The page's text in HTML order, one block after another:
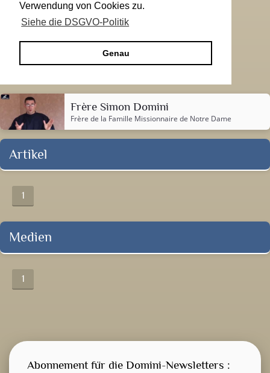
Verwendung von Cookies zu.
Siehe die DSGVO-Politik
Genau
Frère Simon Domini
Frère de la Famille Missionnaire de Notre Dame
Artikel
1
Medien
1
Abonnement für die Domini-Newsletters :